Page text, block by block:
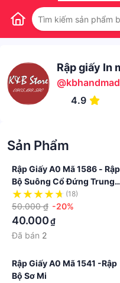
Rập giấy In
@
4.9
Sản Phẩm
Rập Giấy A0 Mã 1586 - Rập
Bộ Suông Cổ Đứng Trung
Niên
(18)
50.000 ₫ -20%
40.000₫
Đã bán 2
Rập Giấy A0 Mã 1541 -rập
Bộ Sơ Mi